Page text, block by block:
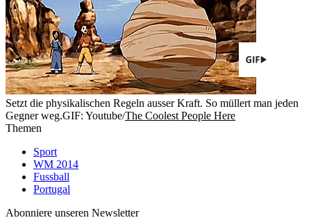
Setzt die physikalischen Regeln ausser Kraft. So müllert man jeden
Gegner weg.GIF: Youtube/The Coolest People Here
Themen
Sport
WM 2014
Fussball
Portugal
Abonniere unseren Newsletter